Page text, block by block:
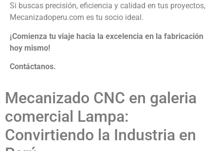
Si buscas precisión, eficiencia y calidad en tus proyectos,
Mecanizadoperu.com es tu socio ideal.
¡Comienza tu viaje hacia la excelencia en la fabricación
hoy mismo!
Contáctanos.
Mecanizado CNC en galeria
comercial Lampa:
Convirtiendo la Industria en